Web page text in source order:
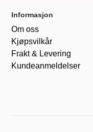
Footer-innhold
Informasjon
Om oss
Kjøpsvilkår
Frakt & Levering
Kundeanmeldelser